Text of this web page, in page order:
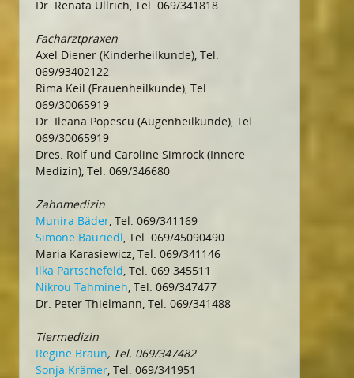
Dr. Renata Ullrich, Tel. 069/341818
Facharztpraxen
Axel Diener (Kinderheilkunde), Tel.
069/93402122
Rima Keil (Frauenheilkunde), Tel.
069/30065919
Dr. Ileana Popescu (Augenheilkunde), Tel.
069/30065919
Dres. Rolf und Caroline Simrock (Innere
Medizin), Tel. 069/346680
Zahnmedizin
Munira Bäder, Tel. 069/341169
Simone Bauriedl, Tel. 069/45090490
Maria Karasiewicz, Tel. 069/341146
Ilka Partschefeld, Tel. 069 345511
Nikrou Tahmineh, Tel. 069/347477
Dr. Peter Thielmann, Tel. 069/341488
Tiermedizin
Regine Braun, Tel. 069/347482
Sonja Krämer, Tel. 069/341951